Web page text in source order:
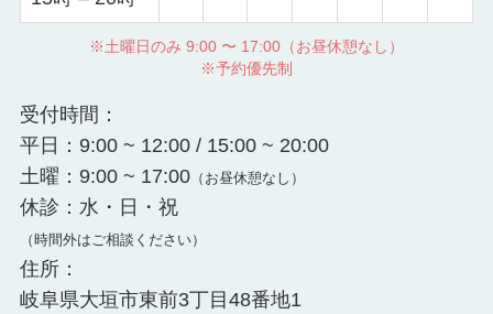
※土曜日のみ 9:00 〜 17:00（お昼休憩なし）
※予約優先制
受付時間：
平日：9:00 ~ 12:00 / 15:00 ~ 20:00
土曜：9:00 ~ 17:00（お昼休憩なし）
休診：水・日・祝
（時間外はご相談ください）
住所：
岐阜県大垣市東前3丁目48番地1